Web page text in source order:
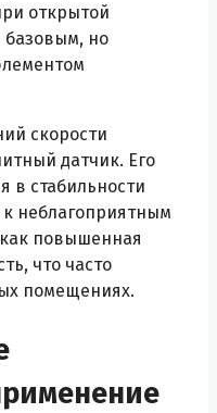
открытой
базовым, но
скорости
датчик. Его
в стабильности
неблагоприятным
повышенная
что часто
помещениях.